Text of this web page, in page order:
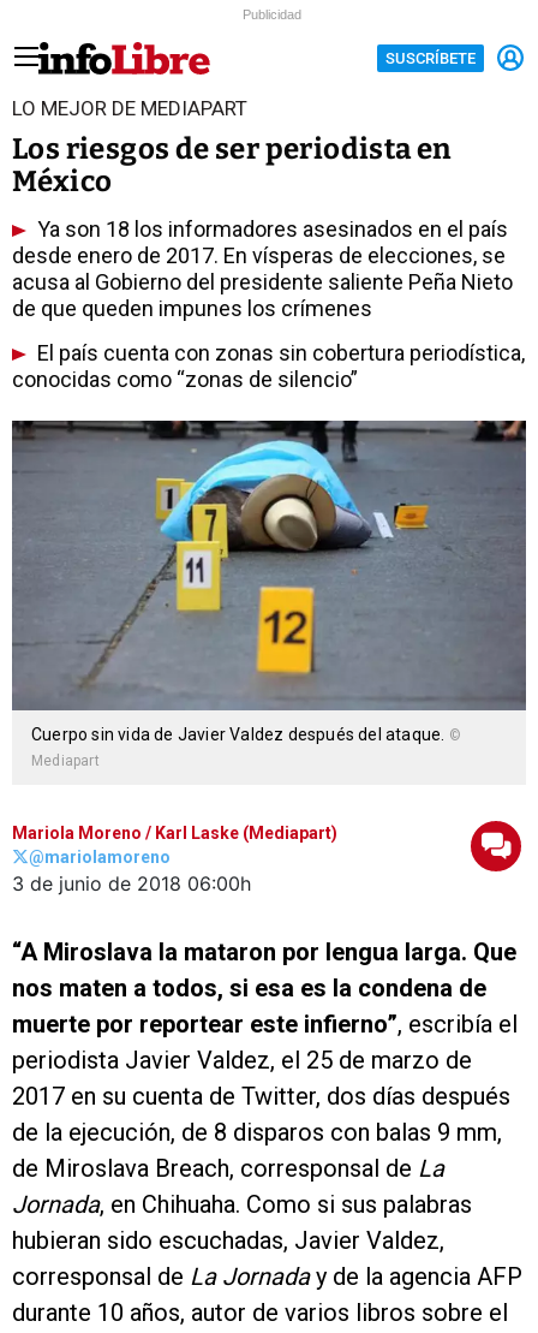
Publicidad
SUSCRÍBETE
LO MEJOR DE MEDIAPART
Los riesgos de ser periodista en
México
Ya son 18 los informadores asesinados en el país
desde enero de 2017. En vísperas de elecciones, se
acusa al Gobierno del presidente saliente Peña Nieto
de que queden impunes los crímenes
El país cuenta con zonas sin cobertura periodística,
conocidas como “zonas de silencio”
Cuerpo sin vida de Javier Valdez después del ataque.
©
Mediapart
Mariola Moreno / Karl Laske (Mediapart)
@mariolamoreno
3 de junio de 2018 06:00h
“A Miroslava la mataron por lengua larga. Que
nos maten a todos, si esa es la condena de
muerte por reportear este infierno”, escribía el
periodista Javier Valdez, el 25 de marzo de
2017 en su cuenta de Twitter, dos días después
de la ejecución, de 8 disparos con balas 9 mm,
de Miroslava Breach, corresponsal de La
Jornada, en Chihuaha. Como si sus palabras
hubieran sido escuchadas, Javier Valdez,
corresponsal de La Jornaday de la agencia AFP
durante 10 años, autor de varios libros sobre el